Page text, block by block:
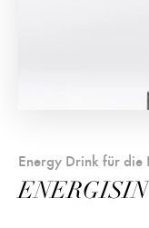
Energy Drink für die